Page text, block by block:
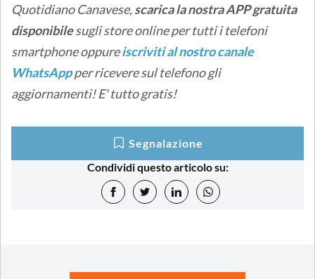
Quotidiano Canavese,scarica la nostra APP gratuita
disponibilesugli store onlineper tutti i telefoni
smartphone oppureiscriviti al nostro canale
WhatsAppper ricevere sul telefono gli
aggiornamenti! E' tutto gratis!
Segnalazione
Condividi questo articolo su: